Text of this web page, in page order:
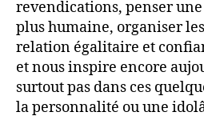
revendications, penser
plus humaine, organiser
relation égalitaire et
et nous inspire encore
surtout pas dans ces
la personnalité ou une